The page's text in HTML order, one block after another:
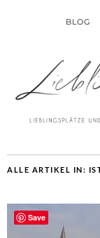
BLOG
ALLE ARTIKEL IN:
Save